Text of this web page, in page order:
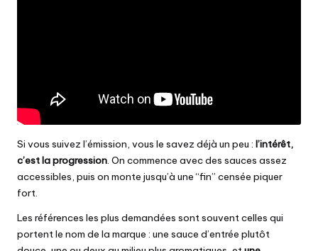
Si vous suivez l’émission, vous le savez déjà un peu : l’intérêt,
c’est la progression. On commence avec des sauces assez
accessibles, puis on monte jusqu’à une “fin” censée piquer
fort.
Les références les plus demandées sont souvent celles qui
portent le nom de la marque : une sauce d’entrée plutôt